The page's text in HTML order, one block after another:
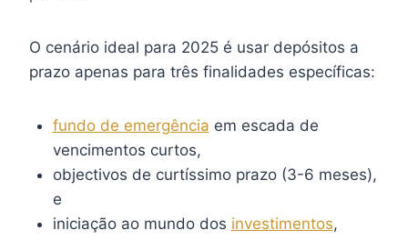
O cenário ideal para 2025 é usar depósitos a
prazo apenas para três finalidades específicas:
fundo de emergência em escada de
vencimentos curtos,
objectivos de curtíssimo prazo (3-6 meses),
e
iniciação ao mundo dos investimentos,